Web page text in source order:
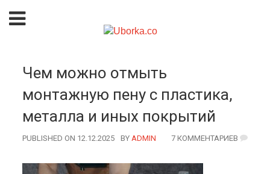
Чем можно отмыть
монтажную пену с пластика,
металла и иных покрытий
PUBLISHED ON 12.12.2025 BY AUTHOR
ADMIN 7 КОММЕНТАРИЕВ